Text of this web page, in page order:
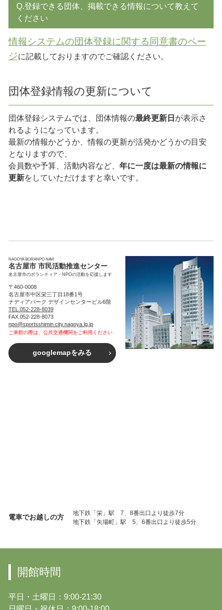
Q.登録できる団体、掲載できる情報について教えて
ください
情報システムの団体登録に関する同意書のペー
ジに記載しておりますのでご確認ください。
団体登録情報の更新について
団体登録システムでは、団体情報の最終更新日が表示さ
れるようになっています。
最新の情報かどうか、情報の更新が活発かどうかの目安
となりますので、
会員数や予算、活動内容など、 年に一度は最新の情報に
更新をしていただけますと幸いです。
NAGOYA BORANPO NAVI
名古屋市 市民活動推進センター
名古屋市のボランティア・NPOの活動を応援します
〒460-0008
名古屋市中区栄三丁目18番1号
ナディアパーク デザインセンタービル6階
TEL.052-228-8039
FAX.052-228-8073
npo@sportsshimin.city.nagoya.lg.jp
ご来館の際は、公共交通機関をご利用ください
googlemapをみる
電車でお越しの方
地下鉄「栄」駅 7、8番出口より徒歩7分
地下鉄「矢場町」駅 5、6番出口より徒歩5分
開館時間
平日・土曜日：9:00-21:30